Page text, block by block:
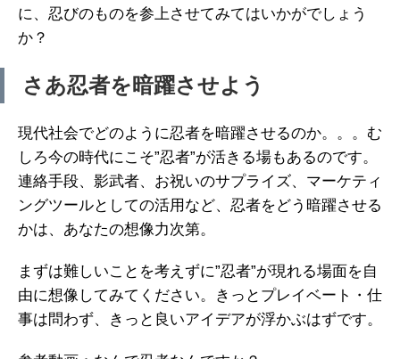
に、忍びのものを参上させてみてはいかがでしょう
か？
さあ忍者を暗躍させよう
現代社会でどのように忍者を暗躍させるのか。。。む
しろ今の時代にこそ”忍者”が活きる場もあるのです。
連絡手段、影武者、お祝いのサプライズ、マーケティ
ングツールとしての活用など、忍者をどう暗躍させる
かは、あなたの想像力次第。
まずは難しいことを考えずに”忍者”が現れる場面を自
由に想像してみてください。きっとプレイベート・仕
事は問わず、きっと良いアイデアが浮かぶはずです。